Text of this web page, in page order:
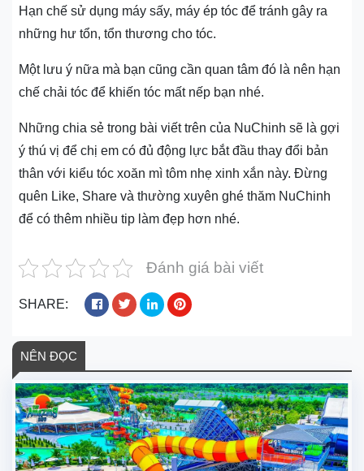
Hạn chế sử dụng máy sấy, máy ép tóc để tránh gây ra
những hư tổn, tổn thương cho tóc.
Một lưu ý nữa mà bạn cũng cần quan tâm đó là nên hạn
chế chải tóc để khiến tóc mất nếp bạn nhé.
Những chia sẻ trong bài viết trên của NuChinh sẽ là gợi
ý thú vị để chị em có đủ động lực bắt đầu thay đổi bản
thân với kiểu tóc xoăn mì tôm nhẹ xinh xắn này. Đừng
quên Like, Share và thường xuyên ghé thăm NuChinh
để có thêm nhiều tip làm đẹp hơn nhé.
Đánh giá bài viết
SHARE:
NÊN ĐỌC